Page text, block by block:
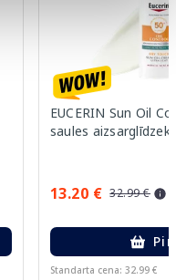
EUCERIN Sun Oil
saules
13.20 € 32.99 €
Standarta cena: 32.99 €